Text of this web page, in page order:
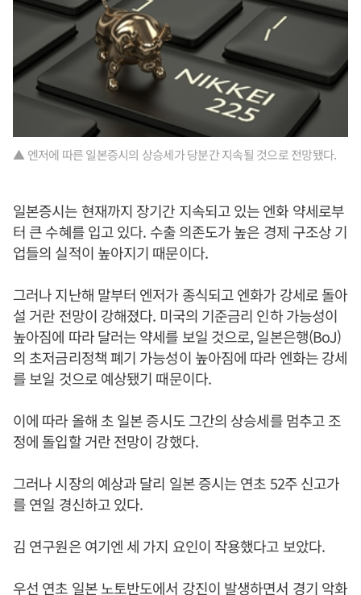
▲ 엔저에 따른 일본증시의 상승세가 당분간 지속될 것으로 전망됐다.
일본증시는 현재까지 장기간 지속되고 있는 엔화 약세로부
터 큰 수혜를 입고 있다. 수출 의존도가 높은 경제 구조상 기
업들의 실적이 높아지기 때문이다.
그러나 지난해 말부터 엔저가 종식되고 엔화가 강세로 돌아
설 거란 전망이 강해졌다. 미국의 기준금리 인하 가능성이
높아짐에 따라 달러는 약세를 보일 것으로, 일본은행(BoJ)
의 초저금리정책 폐기 가능성이 높아짐에 따라 엔화는 강세
를 보일 것으로 예상됐기 때문이다.
이에 따라 올해 초 일본 증시도 그간의 상승세를 멈추고 조
정에 돌입할 거란 전망이 강했다.
그러나 시장의 예상과 달리 일본 증시는 연초 52주 신고가
를 연일 경신하고 있다.
김 연구원은 여기엔 세 가지 요인이 작용했다고 보았다.
우선 연초 일본 노토반도에서 강진이 발생하면서 경기 악화